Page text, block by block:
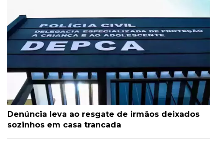
Denúncia leva ao resgate de irmãos deixados
sozinhos em casa trancada